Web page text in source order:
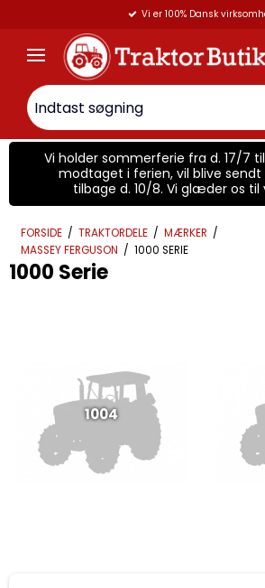
Vi er 100% Dansk
Vi holder sommerferie fra d. 17/7
modtaget i ferien, vil blive sendt
tilbage d. 10/8. Vi glæder os til
FORSIDE / TRAKTORDELE / MÆRKER /
MASSEY FERGUSON / 1000 SERIE
1000 Serie
1004